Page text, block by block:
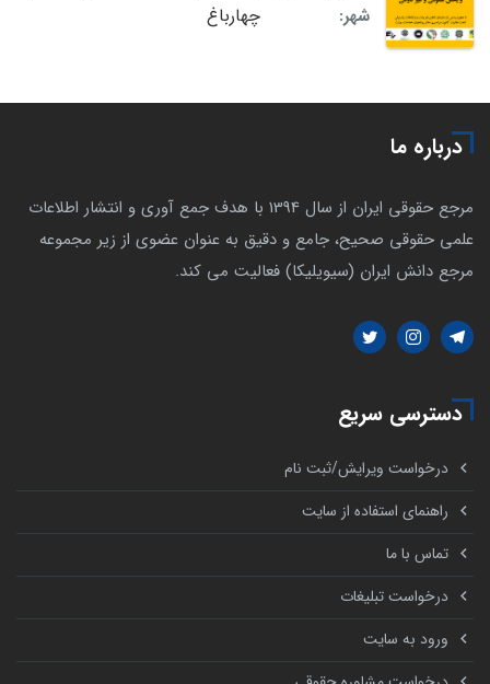
شهر:
چهارباغ
درباره ما
مرجع حقوقی ایران از سال 1394 با هدف جمع آوری و انتشار اطلاعات
علمی حقوقی صحیح، جامع و دقیق به عنوان عضوی از زیر مجموعه
مرجع دانش ایران (سیویلیکا) فعالیت می کند.
دسترسی سریع
درخواست ویرایش/ثبت نام
راهنمای استفاده از سایت
تماس با ما
درخواست تبلیغات
ورود به سایت